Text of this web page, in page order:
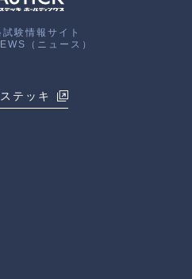
験情報サイト
（ニュース）
テッキ